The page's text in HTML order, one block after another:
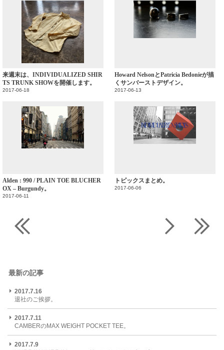
来週末は、INDIVIDUALIZED SHIR
TS TRUNK SHOWを開催します。
2017-06-18
Howard NelsonとPatricia Bedonieが描
くサンバーストデザイン。
2017-06-13
Alden : 990 / PLAIN TOE BLUCHER
OX – Burgundy。
2017-06-11
トピックスまとめ。
2017-06-06
最新の記事
2017.7.16
退社のご挨拶。
2017.7.11
CAMBERのMAX WEIGHT POCKET TEE。
2017.7.9